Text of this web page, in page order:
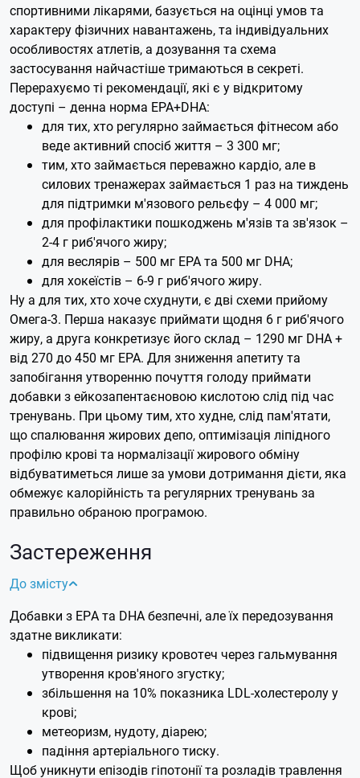
спортивними лікарями, базується на оцінці умов та
характеру фізичних навантажень, та індивідуальних
особливостях атлетів, а дозування та схема
застосування найчастіше тримаються в секреті.
Перерахуємо ті рекомендації, які є у відкритому
доступі – денна норма EPA+DHA:
для тих, хто регулярно займається фітнесом або
веде активний спосіб життя – 3 300 мг;
тим, хто займається переважно кардіо, але в
силових тренажерах займається 1 раз на тиждень
для підтримки м'язового рельєфу – 4 000 мг;
для профілактики пошкоджень м'язів та зв'язок –
2-4 г риб'ячого жиру;
для веслярів – 500 мг EPA та 500 мг DHA;
для хокеїстів – 6-9 г риб'ячого жиру.
Ну а для тих, хто хоче схуднути, є дві схеми прийому
Омега-3. Перша наказує приймати щодня 6 г риб'ячого
жиру, а друга конкретизує його склад – 1290 мг DHA +
від 270 до 450 мг EPA. Для зниження апетиту та
запобігання утворенню почуття голоду приймати
добавки з ейкозапентаєновою кислотою слід під час
тренувань. При цьому тим, хто худне, слід пам'ятати,
що спалювання жирових депо, оптимізація ліпідного
профілю крові та нормалізації жирового обміну
відбуватиметься лише за умови дотримання дієти, яка
обмежує калорійність та регулярних тренувань за
правильно обраною програмою.
Застереження
До змісту
Добавки з ЕРА та DHA безпечні, але їх передозування
здатне викликати:
підвищення ризику кровотеч через гальмування
утворення кров'яного згустку;
збільшення на 10% показника LDL-холестеролу у
крові;
метеоризм, нудоту, діарею;
падіння артеріального тиску.
Щоб уникнути епізодів гіпотонії та розладів травлення